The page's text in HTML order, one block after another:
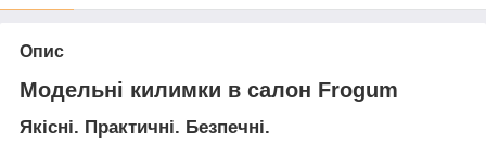
Опис
Модельні килимки в салон Frogum
Якісні. Практичні. Безпечні.